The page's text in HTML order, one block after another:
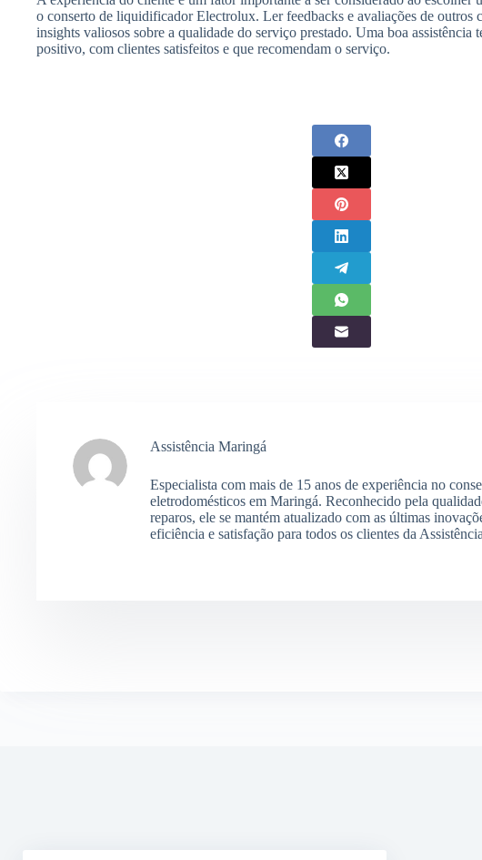
o conserto de liquidificador Electrolux. Ler feedbacks e avaliações de outros
insights valiosos sobre a qualidade do serviço prestado. Uma boa assistência
positivo, com clientes satisfeitos e que recomendam o serviço.
Assistência Maringá
Especialista com mais de 15 anos de experiência no
eletrodomésticos em Maringá. Reconhecido pela
reparos, ele se mantém atualizado com as últimas
eficiência e satisfação para todos os clientes da